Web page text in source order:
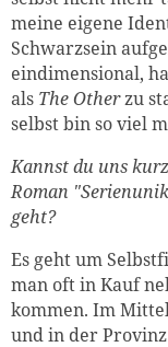
meine eigene
Schwarzsein
eindimensional,
als The Otherzu
selbst bin so viel
Kannst du uns
Roman
geht?
Es geht um
man oft in Kauf
kommen. Im
und in der